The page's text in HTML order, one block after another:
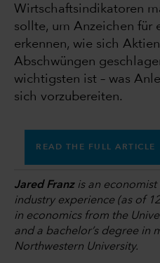
Wirtschaftsindikatoren
sollte, um Anzeichen für
erkennen, wie sich
Abschwüngen
wichtigsten ist – was
sich vorzubereiten.
READ THE FULL ARTICLE
Jared Franz is an
industry experience (as of
in economics from the
and a bachelor’s degree in
Northwestern University.